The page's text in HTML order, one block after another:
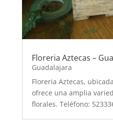
Floreria Aztecas –
Guadalajara
Floreria Aztecas,
ofrece una amplia
florales. Teléfono: